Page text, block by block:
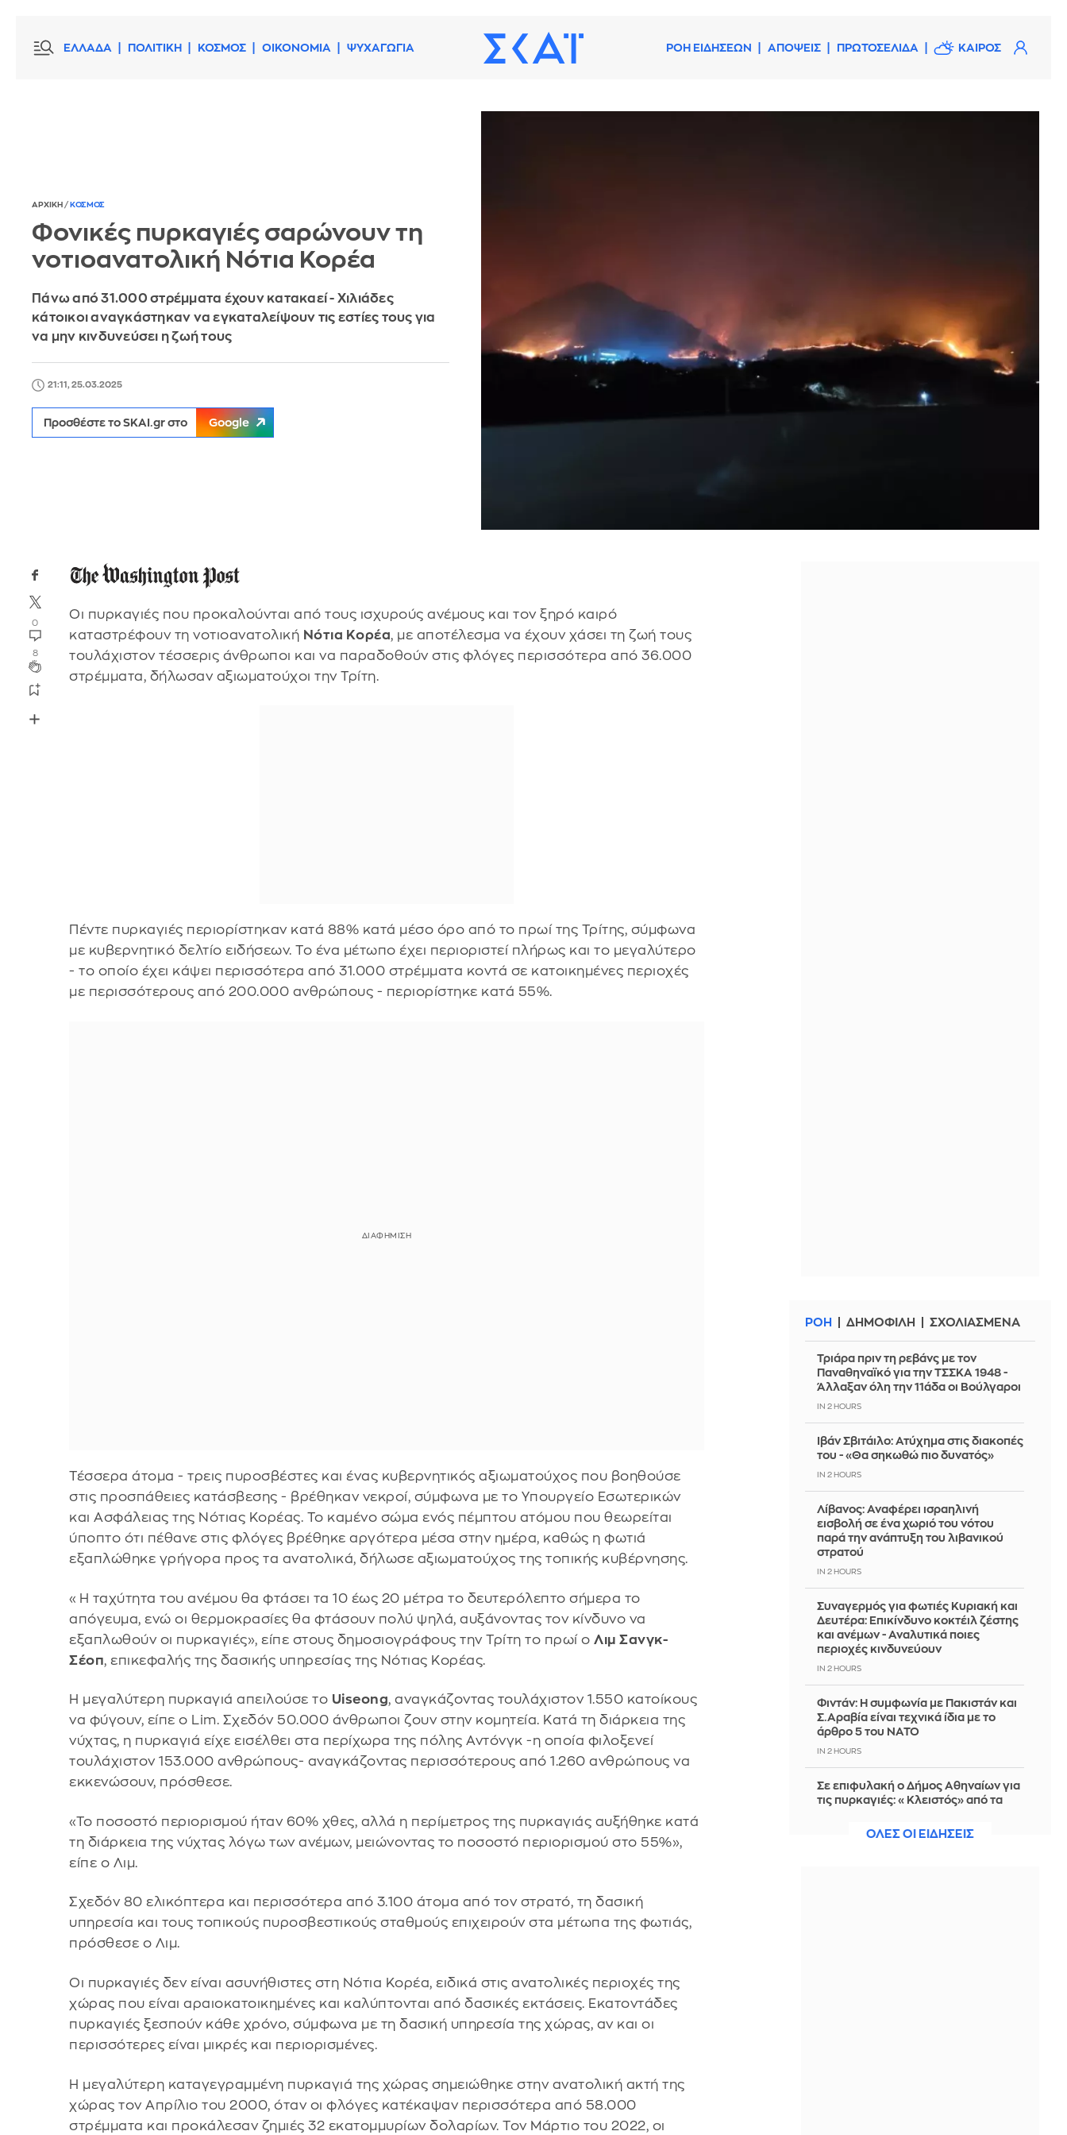
ΕΛΛΑΔΑ ΠΟΛΙΤΙΚΗ ΚΟΣΜΟΣ ΟΙΚΟΝΟΜΙΑ ΨΥΧΑΓΩΓΙΑ ΡΟΗ ΕΙΔΗΣΕΩΝ ΑΠΟΨΕΙΣ ΠΡΩΤΟΣΕΛΙΔΑ ΚΑΙΡΟΣ
ΑΡΧΙΚΗ / ΚΟΣΜΟΣ
Φονικές πυρκαγιές σαρώνουν τη
νοτιοανατολική Νότια Κορέα
Πάνω από 31.000 στρέμματα έχουν κατακαεί - Χιλιάδες
κάτοικοι αναγκάστηκαν να εγκαταλείψουν τις εστίες τους για
να μην κινδυνεύσει η ζωή τους
21:11, 25.03.2025
Προσθέστε το SKAI.gr στο Google
0
8
Οι πυρκαγιές που προκαλούνται από τους ισχυρούς ανέμους και τον ξηρό καιρό
καταστρέφουν τη νοτιοανατολική Νότια Κορέα, με αποτέλεσμα να έχουν χάσει τη ζωή τους
τουλάχιστον τέσσερις άνθρωποι και να παραδοθούν στις φλόγες περισσότερα από 36.000
στρέμματα, δήλωσαν αξιωματούχοι την Τρίτη.
Πέντε πυρκαγιές περιορίστηκαν κατά 88% κατά μέσο όρο από το πρωί της Τρίτης, σύμφωνα
με κυβερνητικό δελτίο ειδήσεων. Το ένα μέτωπο έχει περιοριστεί πλήρως και το μεγαλύτερο
- το οποίο έχει κάψει περισσότερα από 31.000 στρέμματα κοντά σε κατοικημένες περιοχές
με περισσότερους από 200.000 ανθρώπους - περιορίστηκε κατά 55%.
Τέσσερα άτομα - τρεις πυροσβέστες και ένας κυβερνητικός αξιωματούχος που βοηθούσε
στις προσπάθειες κατάσβεσης - βρέθηκαν νεκροί, σύμφωνα με το Υπουργείο Εσωτερικών
και Ασφάλειας της Νότιας Κορέας. Το καμένο σώμα ενός πέμπτου ατόμου που θεωρείται
ύποπτο ότι πέθανε στις φλόγες βρέθηκε αργότερα μέσα στην ημέρα, καθώς η φωτιά
εξαπλώθηκε γρήγορα προς τα ανατολικά, δήλωσε αξιωματούχος της τοπικής κυβέρνησης.
«Η ταχύτητα του ανέμου θα φτάσει τα 10 έως 20 μέτρα το δευτερόλεπτο σήμερα το
απόγευμα, ενώ οι θερμοκρασίες θα φτάσουν πολύ ψηλά, αυξάνοντας τον κίνδυνο να
εξαπλωθούν οι πυρκαγιές», είπε στους δημοσιογράφους την Τρίτη το πρωί οΛιμ Σανγκ-
Σέοπ, επικεφαλής της δασικής υπηρεσίας της Νότιας Κορέας.
Η μεγαλύτερη πυρκαγιά απειλούσε το Uiseong, αναγκάζοντας τουλάχιστον 1.550 κατοίκους
να φύγουν, είπε ο Lim. Σχεδόν 50.000 άνθρωποι ζουν στην κομητεία. Κατά τη διάρκεια της
νύχτας, η πυρκαγιά είχε εισέλθει στα περίχωρα της πόλης Αντόνγκ -η οποία φιλοξενεί
τουλάχιστον 153.000 ανθρώπους- αναγκάζοντας περισσότερους από 1.260 ανθρώπους να
εκκενώσουν, πρόσθεσε.
«Το ποσοστό περιορισμού ήταν 60% χθες, αλλά η περίμετρος της πυρκαγιάς αυξήθηκε κατά
τη διάρκεια της νύχτας λόγω των ανέμων, μειώνοντας το ποσοστό περιορισμού στο 55%»,
είπε ο Λιμ.
Σχεδόν 80 ελικόπτερα και περισσότερα από 3.100 άτομα από τον στρατό, τη δασική
υπηρεσία και τους τοπικούς πυροσβεστικούς σταθμούς επιχειρούν στα μέτωπα της φωτιάς,
πρόσθεσε ο Λιμ.
Οι πυρκαγιές δεν είναι ασυνήθιστες στη Νότια Κορέα, ειδικά στις ανατολικές περιοχές της
χώρας που είναι αραιοκατοικημένες και καλύπτονται από δασικές εκτάσεις. Εκατοντάδες
πυρκαγιές ξεσπούν κάθε χρόνο, σύμφωνα με τη δασική υπηρεσία της χώρας, αν και οι
περισσότερες είναι μικρές και περιορισμένες.
Η μεγαλύτερη καταγεγραμμένη πυρκαγιά της χώρας σημειώθηκε στην ανατολική ακτή της
χώρας τον Απρίλιο του 2000, όταν οι φλόγες κατέκαψαν περισσότερα από 58.000
στρέμματα και προκάλεσαν ζημιές 32 εκατομμυρίων δολαρίων. Τον Μάρτιο του 2022, οι
ΡΟΗ ΔΗΜΟΦΙΛΗ ΣΧΟΛΙΑΣΜΕΝΑ
Τριάρα πριν τη ρεβάνς με τον
Παναθηναϊκό για την ΤΣΣΚΑ 1948 -
Άλλαξαν όλη την 11άδα οι Βούλγαροι
IN 2 HOURS
Ιβάν Σβιτάιλο: Ατύχημα στις διακοπές
του - «Θα σηκωθώ πιο δυνατός»
IN 2 HOURS
Λίβανος: Αναφέρει ισραηλινή
εισβολή σε ένα χωριό του νότου
παρά την ανάπτυξη του λιβανικού
στρατού
IN 2 HOURS
Συναγερμός για φωτιές Κυριακή και
Δευτέρα: Επικίνδυνο κοκτέιλ ζέστης
και ανέμων - Αναλυτικά ποιες
περιοχές κινδυνεύουν
IN 2 HOURS
Φιντάν: Η συμφωνία με Πακιστάν και
Σ.Αραβία είναι τεχνικά ίδια με το
άρθρο 5 του ΝΑΤΟ
IN 2 HOURS
Σε επιφυλακή ο Δήμος Αθηναίων για
τις πυρκαγιές: «Κλειστός» από τα
ΟΛΕΣ ΟΙ ΕΙΔΗΣΕΙΣ